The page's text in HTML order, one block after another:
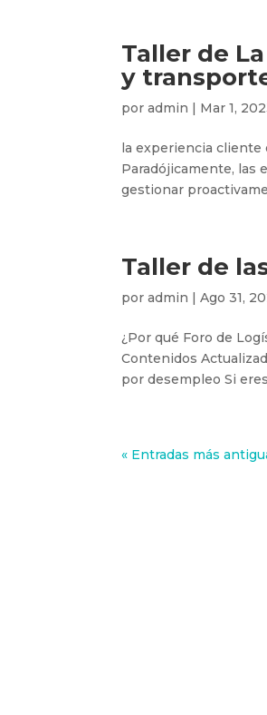
Taller de
y
poradmin | Mar 1,
la experiencia cliente
Paradójicamente, las
gestionar
Taller de
poradmin |Ago 31,
¿Por qué Foro de
Contenidos
por desempleo Si
« Entradas más